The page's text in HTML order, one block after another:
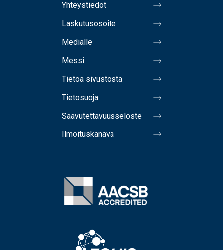
Yhteystiedot
Laskutusosoite
Medialle
Messi
Tietoa sivustosta
Tietosuoja
Saavutettavuusseloste
Ilmoituskanava
Image
Image